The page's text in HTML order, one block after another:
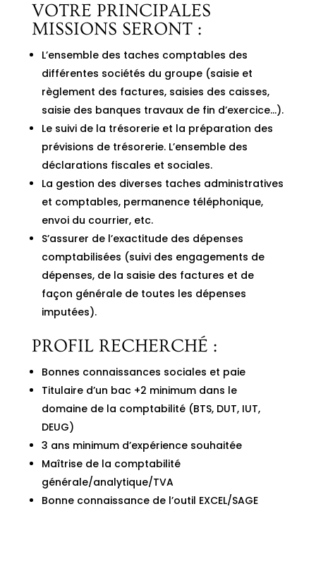
VOTRE PRINCIPALES
MISSIONS SERONT :
L’ensemble des taches comptables des
différentes sociétés du groupe (saisie et
règlement des factures, saisies des caisses,
saisie des banques travaux de fin d’exercice…).
Le suivi de la trésorerie et la préparation des
prévisions de trésorerie. L’ensemble des
déclarations fiscales et sociales.
La gestion des diverses taches administratives
et comptables, permanence téléphonique,
envoi du courrier, etc.
S’assurer de l’exactitude des dépenses
comptabilisées (suivi des engagements de
dépenses, de la saisie des factures et de
façon générale de toutes les dépenses
imputées).
PROFIL RECHERCHÉ :
Bonnes connaissances sociales et paie
Titulaire d’un bac +2 minimum dans le
domaine de la comptabilité (BTS, DUT, IUT,
DEUG)
3 ans minimum d’expérience souhaitée
Maîtrise de la comptabilité
générale/analytique/TVA
Bonne connaissance de l’outil EXCEL/SAGE